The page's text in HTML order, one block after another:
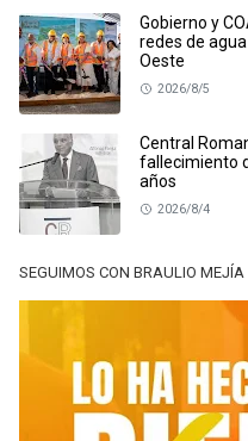
Gobierno y
redes de
Oeste
2026/8/5
Central
fallecimiento
años
2026/8/4
SEGUIMOS CON BRAULIO MEJÍA